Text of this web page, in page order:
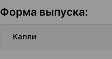
Форма выпуска:
Капли